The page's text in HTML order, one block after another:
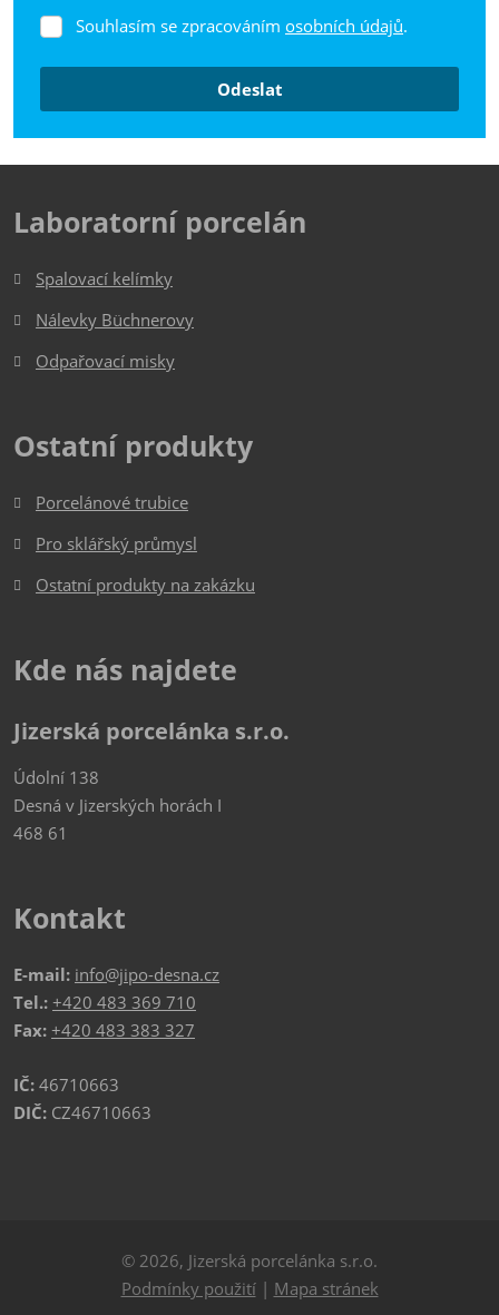
Souhlasím
zpracováním
Souhlasím se zpracováním osobních údajů.
Odeslat
se
odeslat.
Laboratorní porcelán
Spalovací kelímky
Nálevky Büchnerovy
Odpařovací misky
Ostatní produkty
Porcelánové trubice
Pro sklářský průmysl
Ostatní produkty na zakázku
Kde nás najdete
Jizerská porcelánka s.r.o.
Údolní 138
Desná v Jizerských horách I
468 61
Kontakt
E-mail: info@jipo-desna.cz
Tel.: +420 483 369 710
Fax: +420 483 383 327
IČ: 46710663
DIČ: CZ46710663
© 2026, Jizerská porcelánka s.r.o.
Podmínky použití | Mapa stránek